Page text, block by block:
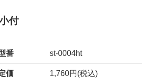
付
番 st-0004ht
価 1,760円(税込)